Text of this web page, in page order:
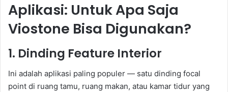
Aplikasi: Untuk Apa Saja
Viostone Bisa Digunakan?
1. Dinding Feature Interior
Ini adalah aplikasi paling populer — satu dinding focal
point di ruang tamu, ruang makan, atau kamar tidur yang